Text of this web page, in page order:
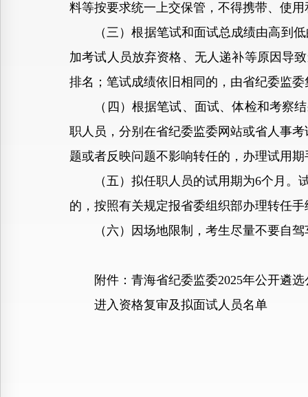
料等按要求统一上交保管，不得携带、使
（三）根据笔试和面试总成绩由高到低
加考试人员放弃资格、无人递补等原因导
排名；笔试成绩依旧相同的，由省纪委监
（四）根据笔试、面试、体检和考察结
职人员，分别在省纪委监委网站或省人事
题或者反映问题不影响转任的，办理试用
（五）拟任职人员的试用期为6个月。试
的，按照有关规定报省委组织部办理转任
（六）因场地限制，考生尽量不要自驾
附件：青海省纪委监委2025年公开遴选
进入资格复审及拟面试人员名单